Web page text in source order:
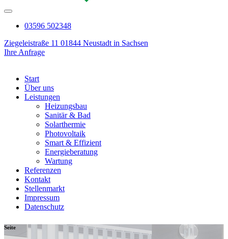
03596 502348
Ziegeleistraße 11 01844 Neustadt in Sachsen
Ihre Anfrage
Start
Über uns
Leistungen
Heizungsbau
Sanitär & Bad
Solarthermie
Photovoltaik
Smart & Effizient
Energieberatung
Wartung
Referenzen
Kontakt
Stellenmarkt
Impressum
Datenschutz
Seite